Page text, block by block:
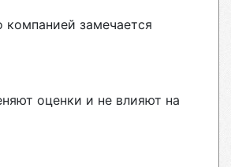
замечается
оценки и не влияют на